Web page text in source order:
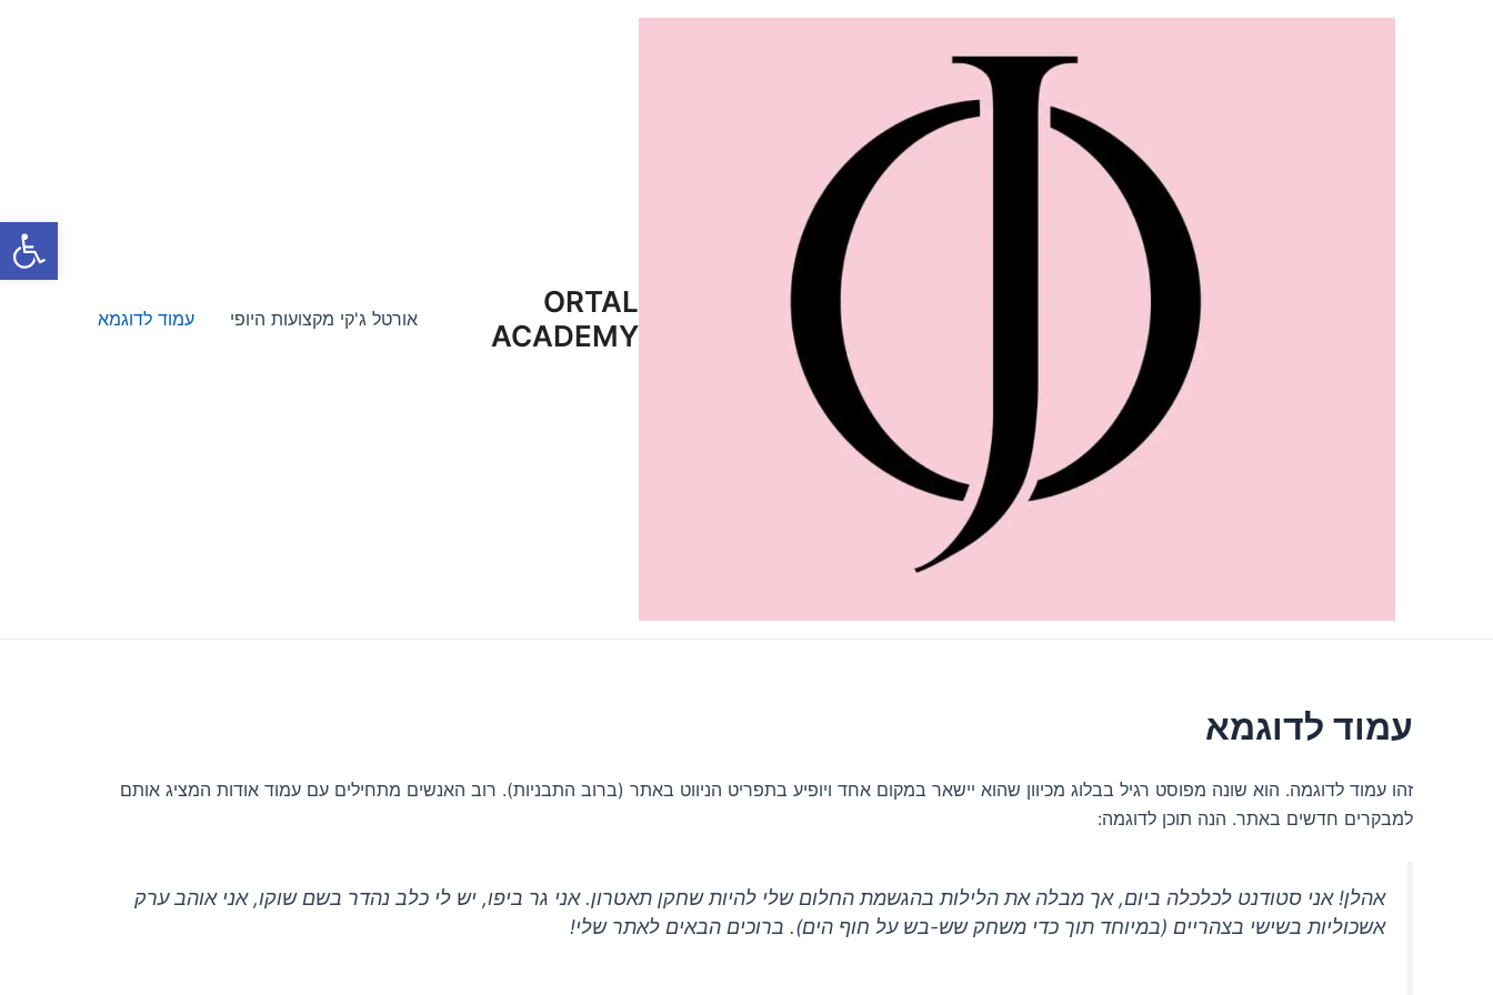
פתח
ORTAL
ACADEMY
אורטל ג'קי מקצועות היופי עמוד לדוגמא
עמוד לדוגמא
זהו עמוד לדוגמה. הוא שונה מפוסט רגיל בבלוג מכיוון שהוא יישאר במקום אחד ויופיע בתפריט הניווט באתר (ברוב התבניות). רוב האנשים מתחילים עם עמוד אודות המציג אותם
למבקרים חדשים באתר. הנה תוכן לדוגמה:
אהלן! אני סטודנט לכלכלה ביום, אך מבלה את הלילות בהגשמת החלום שלי להיות שחקן תאטרון. אני גר ביפו, יש לי כלב נהדר בשם שוקו, אני אוהב ערק
אשכוליות בשישי בצהריים (במיוחד תוך כדי משחק שש-בש על חוף הים). ברוכים הבאים לאתר שלי!